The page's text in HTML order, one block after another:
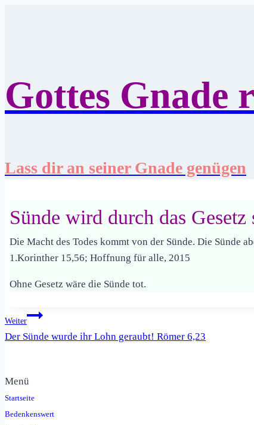
Gottes Gnade
Lass dir an seiner Gnade genügen
Sünde wird durch das Gesetz
Die Macht des Todes kommt von der Sünde. Die Sünde
1.Korinther 15,56; Hoffnung für alle, 2015
Ohne Gesetz wäre die Sünde tot.
Beitragsnavigation
Weiter
Der Sünde wurde ihr Lohn geraubt! Römer 6,23
Menü
Startseite
Bedenkenswert